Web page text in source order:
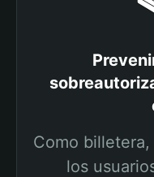
Como
los